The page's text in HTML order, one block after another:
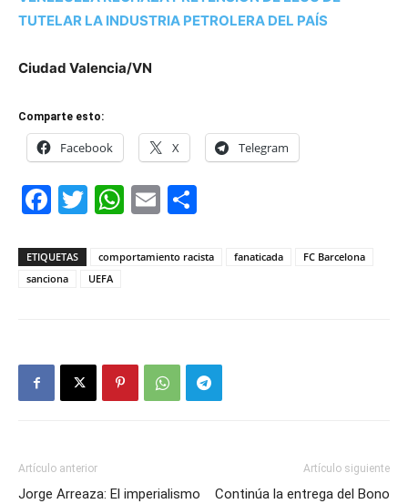
TUTELAR LA INDUSTRIA PETROLERA DEL PAÍS
Ciudad Valencia/VN
Comparte esto:
Facebook X Telegram
Facebook
Twitter
WhatsApp
Email
ETIQUETAS comportamiento racista fanaticada
FC Barcelona
sanciona
UEFA
Artículo anterior
Jorge Arreaza: El imperialismo
Artículo siguiente
Continúa la entrega del Bono